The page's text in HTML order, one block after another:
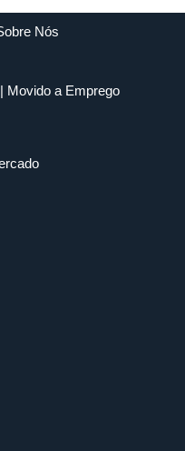
Nós
Movido a Emprego